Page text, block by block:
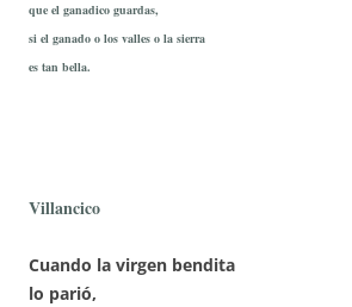
que el ganadico guardas,
si el ganado o los valles o la sierra
es tan bella.
Villancico
Cuando la virgen bendita
lo parió,